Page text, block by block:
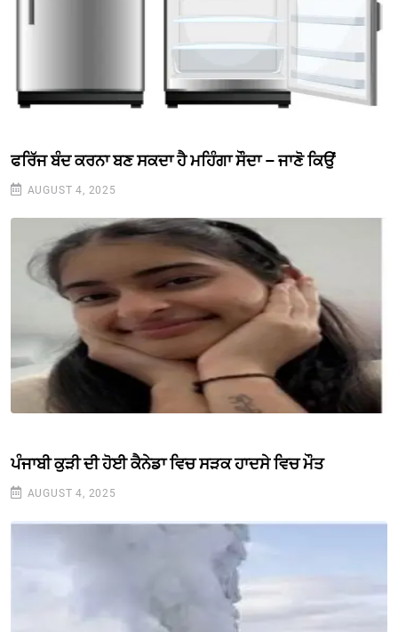
ਫਰਿੱਜ ਬੰਦ ਕਰਨਾ ਬਣ ਸਕਦਾ ਹੈ ਮਹਿੰਗਾ ਸੌਦਾ – ਜਾਣੋ ਕਿਉਂ
AUGUST 4, 2025
ਪੰਜਾਬੀ ਕੁੜੀ ਦੀ ਹੋਈ ਕੈਨੇਡਾ ਵਿਚ ਸੜਕ ਹਾਦਸੇ ਵਿਚ ਮੌਤ
AUGUST 4, 2025